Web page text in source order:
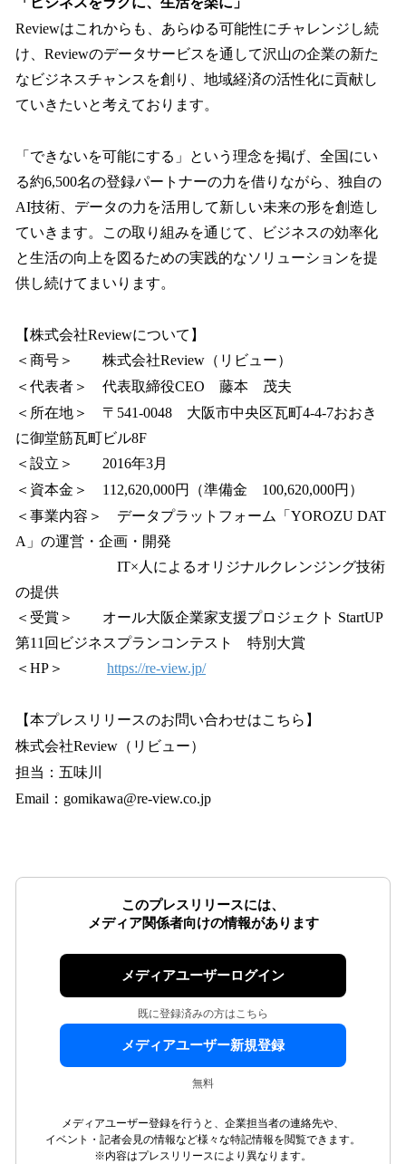
Reviewはこれからも、あらゆる可能性にチャレンジし続
け、Reviewのデータサービスを通して沢山の企業の新た
なビジネスチャンスを創り、地域経済の活性化に貢献し
ていきたいと考えております。
「できないを可能にする」という理念を掲げ、全国にい
る約6,500名の登録パートナーの力を借りながら、独自の
AI技術、データの力を活用して新しい未来の形を創造し
ていきます。この取り組みを通じて、ビジネスの効率化
と生活の向上を図るための実践的なソリューションを提
供し続けてまいります。
【株式会社Reviewについて】
＜商号＞ 株式会社Review（リビュー）
＜代表者＞ 代表取締役CEO 藤本 茂夫
＜所在地＞ 〒541-0048 大阪市中央区瓦町4-4-7おおき
に御堂筋瓦町ビル8F
＜設立＞ 2016年3月
＜資本金＞ 112,620,000円（準備金 100,620,000円）
＜事業内容＞ データプラットフォーム「YOROZU DAT
A」の運営・企画・開発
IT×人によるオリジナルクレンジング技術
の提供
＜受賞＞ オール大阪企業家支援プロジェクト StartUP
第11回ビジネスプランコンテスト 特別大賞
＜HP＞ https://re-view.jp/
【本プレスリリースのお問い合わせはこちら】
株式会社Review（リビュー）
担当：五味川
Email：gomikawa@re-view.co.jp
このプレスリリースには、
メディア関係者向けの情報があります
メディアユーザーログイン
既に登録済みの方はこちら
メディアユーザー新規登録
無料
メディアユーザー登録を行うと、企業担当者の連絡先や、
イベント・記者会見の情報など様々な特記情報を閲覧できます。
※内容はプレスリリースにより異なります。